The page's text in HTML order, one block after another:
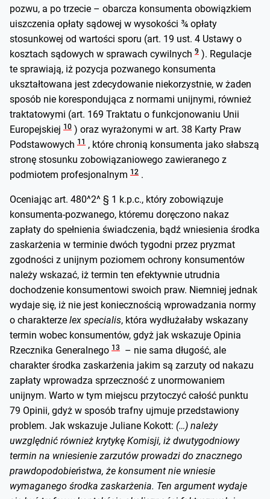
pozwu, a po trzecie – obarcza konsumenta obowiązkiem
uiszczenia opłaty sądowej w wysokości ¾ opłaty
stosunkowej od wartości sporu (art. 19 ust. 4 Ustawy o
kosztach sądowych w sprawach cywilnych 9 ). Regulacje
te sprawiają, iż pozycja pozwanego konsumenta
ukształtowana jest zdecydowanie niekorzystnie, w żaden
sposób nie korespondująca z normami unijnymi, również
traktatowymi (art. 169 Traktatu o funkcjonowaniu Unii
Europejskiej 10 ) oraz wyrażonymi w art. 38 Karty Praw
Podstawowych 11 , które chronią konsumenta jako słabszą
stronę stosunku zobowiązaniowego zawieranego z
podmiotem profesjonalnym 12 .
Oceniając art. 480^2^ § 1 k.p.c., który zobowiązuje
konsumenta-pozwanego, któremu doręczono nakaz
zapłaty do spełnienia świadczenia, bądź wniesienia środka
zaskarżenia w terminie dwóch tygodni przez pryzmat
zgodności z unijnym poziomem ochrony konsumentów
należy wskazać, iż termin ten efektywnie utrudnia
dochodzenie konsumentowi swoich praw. Niemniej jednak
wydaje się, iż nie jest koniecznością wprowadzania normy
o charakterze lex specialis, która wydłużałaby wskazany
termin wobec konsumentów, gdyż jak wskazuje Opinia
Rzecznika Generalnego 13
– nie sama długość, ale
charakter środka zaskarżenia jakim są zarzuty od nakazu
zapłaty wprowadza sprzeczność z unormowaniem
unijnym. Warto w tym miejscu przytoczyć całość punktu
79 Opinii, gdyż w sposób trafny ujmuje przedstawiony
problem. Jak wskazuje Juliane Kokott: (…) należy
uwzględnić również krytykę Komisji, iż dwutygodniowy
termin na wniesienie zarzutów prowadzi do znacznego
prawdopodobieństwa, że konsument nie wniesie
wymaganego środka zaskarżenia. Ten argument wydaje